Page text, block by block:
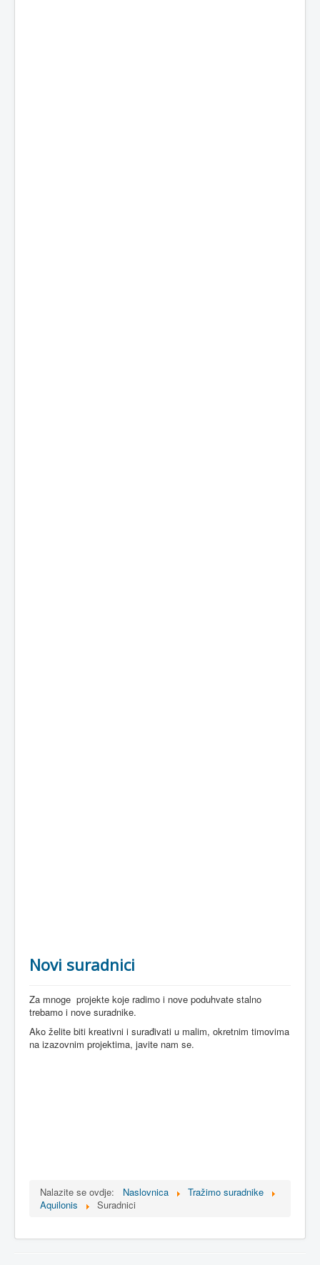
Novi suradnici
Za mnoge projekte koje radimo i nove poduhvate stalno
trebamo i nove suradnike.
Ako želite biti kreativni i surađivati u malim, okretnim timovima
na izazovnim projektima, javite nam se.
Nalazite se ovdje: Naslovnica
Tražimo suradnike
Aquilonis
Suradnici